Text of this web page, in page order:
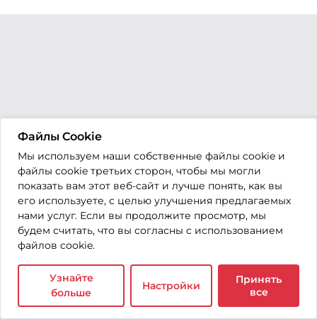
Файлы Cookie
Мы используем наши собственные файлы cookie и
файлы cookie третьих сторон, чтобы мы могли
показать вам этот веб-сайт и лучше понять, как вы
его используете, с целью улучшения предлагаемых
нами услуг. Если вы продолжите просмотр, мы
будем считать, что вы согласны с использованием
файлов cookie.
Узнайте
больше
Настройки
Принять
все